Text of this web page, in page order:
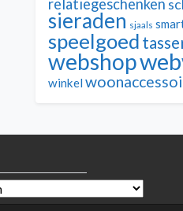
relatiegeschenken
sieraden sjaals
speelgoed
webshop
winkel